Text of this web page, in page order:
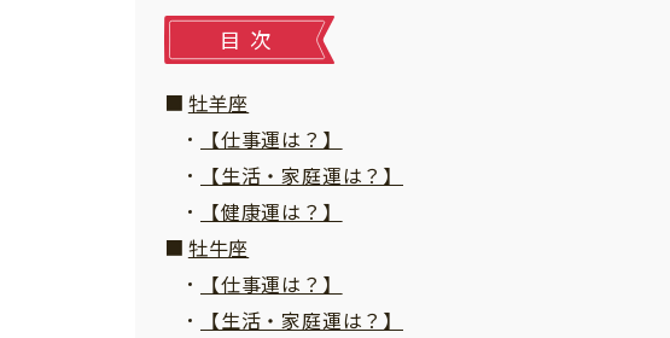
目次
牡羊座
【仕事運は？】
【生活・家庭運は？】
【健康運は？】
牡牛座
【仕事運は？】
【生活・家庭運は？】